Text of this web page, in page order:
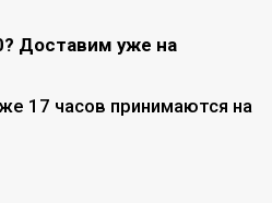
Доставим уже на
17 часов принимаются на